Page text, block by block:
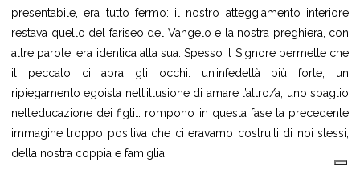
presentabile, era tutto fermo: il nostro atteggiamento interiore
restava quello del fariseo del Vangelo e la nostra preghiera, con
altre parole, era identica alla sua. Spesso il Signore permette che
il peccato ci apra gli occhi: un’infedeltà più forte, un
ripiegamento egoista nell’illusione di amare l’altro/a, uno sbaglio
nell’educazione dei figli… rompono in questa fase la precedente
immagine troppo positiva che ci eravamo costruiti di noi stessi,
della nostra coppia e famiglia.